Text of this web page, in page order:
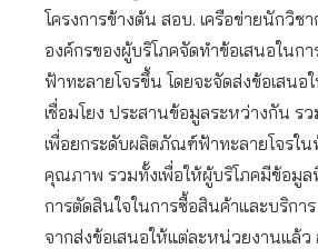
โครงการข้างต้น สอบ. เครือข่ายนักวิชา
องค์กรของผู้บริโภคจัดทำข้อเสนอใน
ฟ้าทะลายโจรขึ้น โดยจะจัดส่งข้อเสน
เชื่อมโยง ประสานข้อมูลระหว่างกัน ร
เพื่อยกระดับผลิตภัณฑ์ฟ้าทะลายโจรใน
คุณภาพ รวมทั้งเพื่อให้ผู้บริโภคมีข้อมูล
การตัดสินใจในการซื้อสินค้าและบริกา
จากส่งข้อเสนอให้แต่ละหน่วยงานแล้ว